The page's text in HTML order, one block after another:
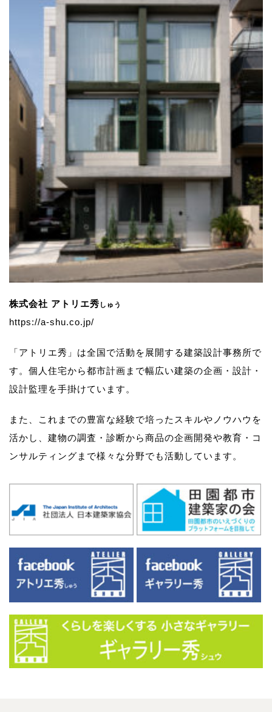
株式会社 アトリエ秀 しゅう
https://a-shu.co.jp/
「アトリエ秀」は全国で活動を展開する建築設計事務所で
す。 個人住宅から都市計画まで幅広い建築の企画・設計・
設計監理を手掛けています。
また、これまでの豊富な経験で培ったスキルやノウハウを
活かし、 建物の調査・診断から商品の企画開発や教育・コ
ンサルティングまで様々な分野でも活動しています。